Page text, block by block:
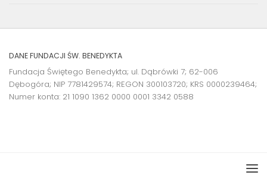
DANE FUNDACJI ŚW. BENEDYKTA
Fundacja Świętego Benedykta; ul. Dąbrówki 7; 62-006
Dębogóra; NIP 7781429574; REGON 300103720; KRS 0000239464;
Numer konta: 21 1090 1362 0000 0001 3342 0588